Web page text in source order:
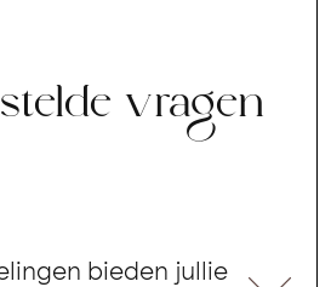
vragen
bieden jullie